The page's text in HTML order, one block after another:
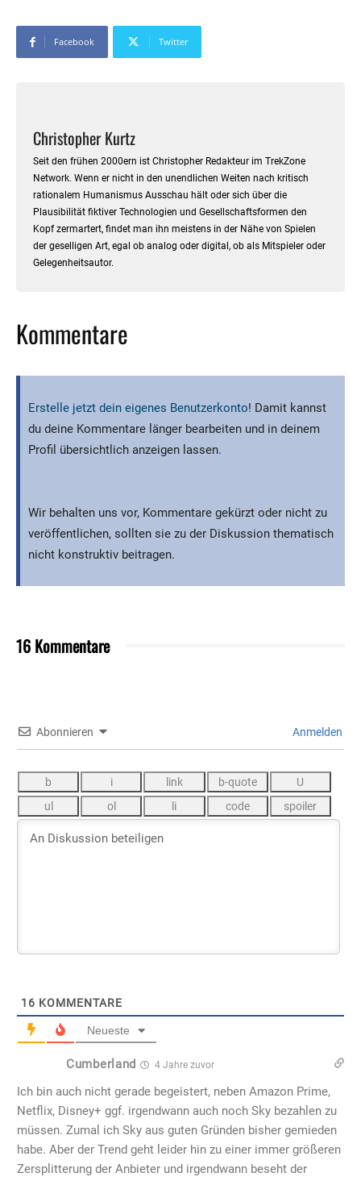
Facebook Twitter
Christopher Kurtz
Seit den frühen 2000ern ist Christopher Redakteur im TrekZone
Network. Wenn er nicht in den unendlichen Weiten nach kritisch
rationalem Humanismus Ausschau hält oder sich über die
Plausibilität fiktiver Technologien und Gesellschaftsformen den
Kopf zermartert, findet man ihn meistens in der Nähe von Spielen
der geselligen Art, egal ob analog oder digital, ob als Mitspieler oder
Gelegenheitsautor.
Kommentare
Erstelle jetzt dein eigenes Benutzerkonto! Damit kannst
du deine Kommentare länger bearbeiten und in deinem
Profil übersichtlich anzeigen lassen.
Wir behalten uns vor, Kommentare gekürzt oder nicht zu
veröffentlichen, sollten sie zu der Diskussion thematisch
nicht konstruktiv beitragen.
16 Kommentare
Abonnieren Anmelden
16 KOMMENTARE
Neueste
Cumberland 4 Jahre zuvor
Ich bin auch nicht gerade begeistert, neben Amazon Prime,
Netflix, Disney+ ggf. irgendwann auch noch Sky bezahlen zu
müssen. Zumal ich Sky aus guten Gründen bisher gemieden
habe. Aber der Trend geht leider hin zu einer immer größeren
Zersplitterung der Anbieter und irgendwann beseht der